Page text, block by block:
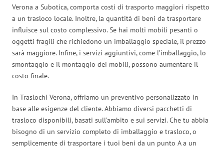
Verona a Subotica, comporta costi di trasporto maggiori rispetto
a un trasloco locale. Inoltre, la quantità di beni da trasportare
influisce sul costo complessivo. Se hai molti mobili pesanti o
oggetti fragili che richiedono un imballaggio speciale, il prezzo
sarà maggiore. Infine, i servizi aggiuntivi, come l’imballaggio, lo
smontaggio e il montaggio dei mobili, possono aumentare il
costo finale.
In Traslochi Verona, offriamo un preventivo personalizzato in
base alle esigenze del cliente. Abbiamo diversi pacchetti di
trasloco disponibili, basati sull’ambito e sui servizi. Che tu abbia
bisogno di un servizio completo di imballaggio e trasloco, o
semplicemente di trasportare i tuoi beni da un punto A a un